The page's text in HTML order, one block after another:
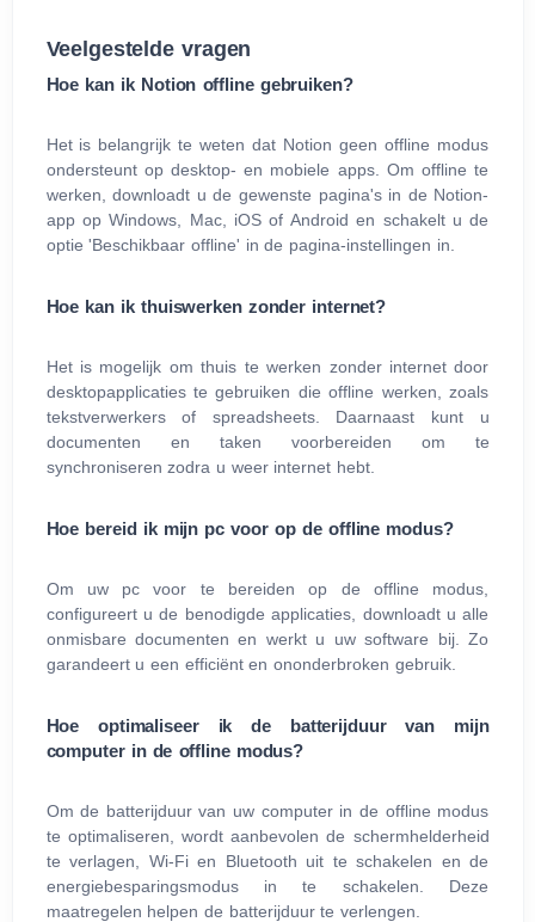
Veelgestelde vragen
Hoe kan ik Notion offline gebruiken?
Het is belangrijk te weten dat Notion geen offline modus
ondersteunt op desktop- en mobiele apps. Om offline te
werken, downloadt u de gewenste pagina's in de Notion-
app op Windows, Mac, iOS of Android en schakelt u de
optie 'Beschikbaar offline' in de pagina-instellingen in.
Hoe kan ik thuiswerken zonder internet?
Het is mogelijk om thuis te werken zonder internet door
desktopapplicaties te gebruiken die offline werken, zoals
tekstverwerkers of spreadsheets. Daarnaast kunt u
documenten en taken voorbereiden om te
synchroniseren zodra u weer internet hebt.
Hoe bereid ik mijn pc voor op de offline modus?
Om uw pc voor te bereiden op de offline modus,
configureert u de benodigde applicaties, downloadt u alle
onmisbare documenten en werkt u uw software bij. Zo
garandeert u een efficiënt en ononderbroken gebruik.
Hoe optimaliseer ik de batterijduur van mijn
computer in de offline modus?
Om de batterijduur van uw computer in de offline modus
te optimaliseren, wordt aanbevolen de schermhelderheid
te verlagen, Wi‑Fi en Bluetooth uit te schakelen en de
energiebesparingsmodus in te schakelen. Deze
maatregelen helpen de batterijduur te verlengen.